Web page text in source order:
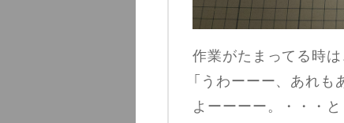
作業がたまってる時は
「うわーーー、あれ
よーーーー。・・・と